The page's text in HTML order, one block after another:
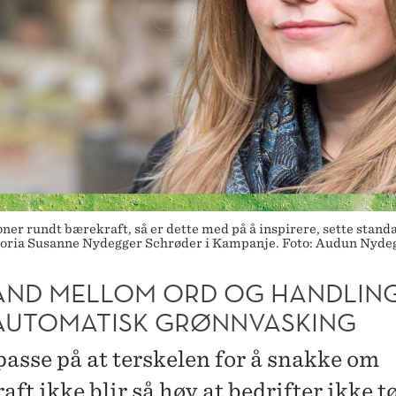
rundt bærekraft, så er dette med på å inspirere, sette
Susanne Nydegger Schrøder i Kampanje. Foto: Audun
MELLOM ORD OG
GRØNNVASKING
på at terskelen for å snakke om